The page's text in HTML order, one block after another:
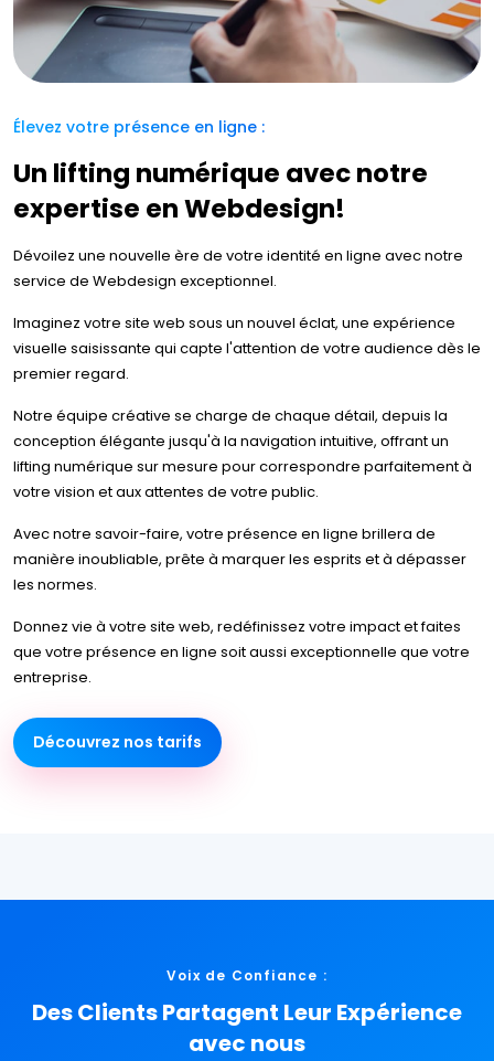
Élevez votre présence en ligne :
Un lifting numérique avec notre
expertise en Webdesign!
Dévoilez une nouvelle ère de votre identité en ligne avec notre
service de Webdesign exceptionnel.
Imaginez votre site web sous un nouvel éclat, une expérience
visuelle saisissante qui capte l'attention de votre audience dès le
premier regard.
Notre équipe créative se charge de chaque détail, depuis la
conception élégante jusqu'à la navigation intuitive, offrant un
lifting numérique sur mesure pour correspondre parfaitement à
votre vision et aux attentes de votre public.
Avec notre savoir-faire, votre présence en ligne brillera de
manière inoubliable, prête à marquer les esprits et à dépasser
les normes.
Donnez vie à votre site web, redéfinissez votre impact et faites
que votre présence en ligne soit aussi exceptionnelle que votre
entreprise.
Découvrez nos tarifs
Voix de Confiance :
Des Clients Partagent Leur Expérience
avec nous